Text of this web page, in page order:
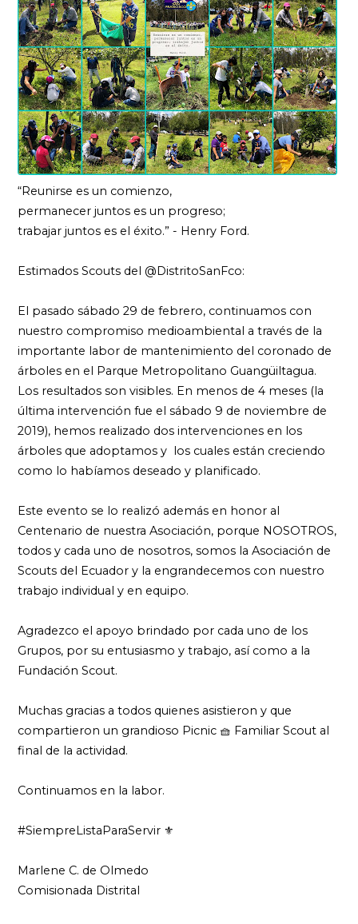
“Reunirse es un comienzo,
permanecer juntos es un progreso;
trabajar juntos es el éxito.” - Henry Ford.
Estimados Scouts del @DistritoSanFco:
El pasado sábado 29 de febrero, continuamos con
nuestro compromiso medioambiental a través de la
importante labor de mantenimiento del coronado de
árboles en el Parque Metropolitano Guangüiltagua.
Los resultados son visibles. En menos de 4 meses (la
última intervención fue el sábado 9 de noviembre de
2019), hemos realizado dos intervenciones en los
árboles que adoptamos y los cuales están creciendo
como lo habíamos deseado y planificado.
Este evento se lo realizó además en honor al
Centenario de nuestra Asociación, porque NOSOTROS,
todos y cada uno de nosotros, somos la Asociación de
Scouts del Ecuador y la engrandecemos con nuestro
trabajo individual y en equipo.
Agradezco el apoyo brindado por cada uno de los
Grupos, por su entusiasmo y trabajo, así como a la
Fundación Scout.
Muchas gracias a todos quienes asistieron y que
compartieron un grandioso Picnic 🧺 Familiar Scout al
final de la actividad.
Continuamos en la labor.
#SiempreListaParaServir ⚜️
Marlene C. de Olmedo
Comisionada Distrital